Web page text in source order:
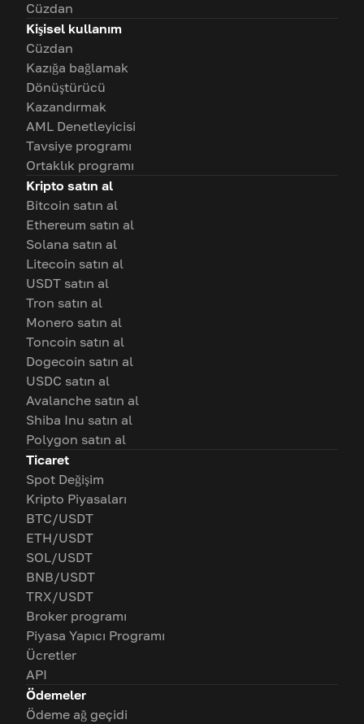
Cüzdan
Kişisel kullanım
Cüzdan
Kazığa bağlamak
Dönüştürücü
Kazandırmak
AML Denetleyicisi
Tavsiye programı
Ortaklık programı
Kripto satın al
Bitcoin satın al
Ethereum satın al
Solana satın al
Litecoin satın al
USDT satın al
Tron satın al
Monero satın al
Toncoin satın al
Dogecoin satın al
USDC satın al
Avalanche satın al
Shiba Inu satın al
Polygon satın al
Ticaret
Spot Değişim
Kripto Piyasaları
BTC/USDT
ETH/USDT
SOL/USDT
BNB/USDT
TRX/USDT
Broker programı
Piyasa Yapıcı Programı
Ücretler
API
Ödemeler
Ödeme ağ geçidi